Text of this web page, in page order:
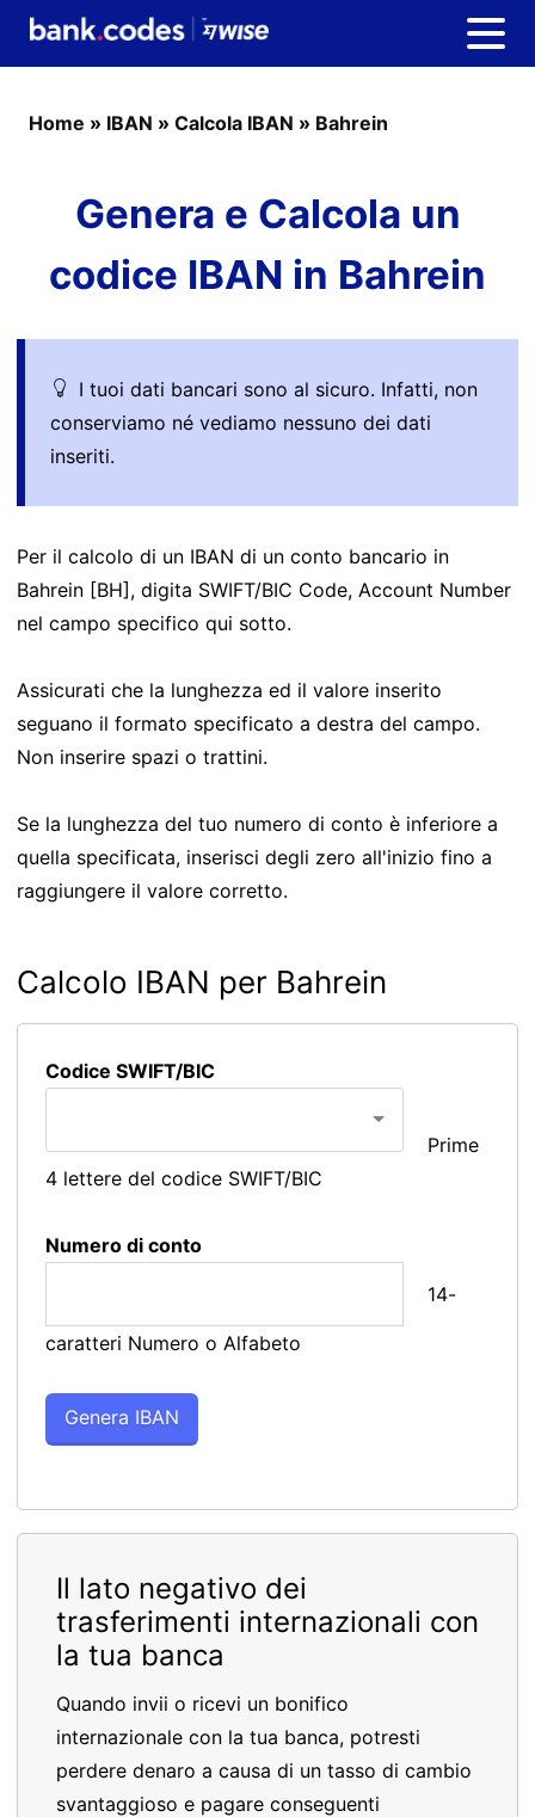
Home » IBAN » Calcola IBAN » Bahrein
Genera e Calcola un
codice IBAN in Bahrein
I tuoi dati bancari sono al sicuro. Infatti, non
conserviamo né vediamo nessuno dei dati
inseriti.
Per il calcolo di un IBAN di un conto bancario in
Bahrein [BH], digita SWIFT/BIC Code, Account Number
nel campo specifico qui sotto.
Assicurati che la lunghezza ed il valore inserito
seguano il formato specificato a destra del campo.
Non inserire spazi o trattini.
Se la lunghezza del tuo numero di conto è inferiore a
quella specificata, inserisci degli zero all'inizio fino a
raggiungere il valore corretto.
Calcolo IBAN per Bahrein
Codice SWIFT/BIC
Prime
4 lettere del codice SWIFT/BIC
Numero di conto
14-
caratteri Numero o Alfabeto
Il lato negativo dei
trasferimenti internazionali con
la tua banca
Quando invii o ricevi un bonifico
internazionale con la tua banca, potresti
perdere denaro a causa di un tasso di cambio
svantaggioso e pagare conseguenti